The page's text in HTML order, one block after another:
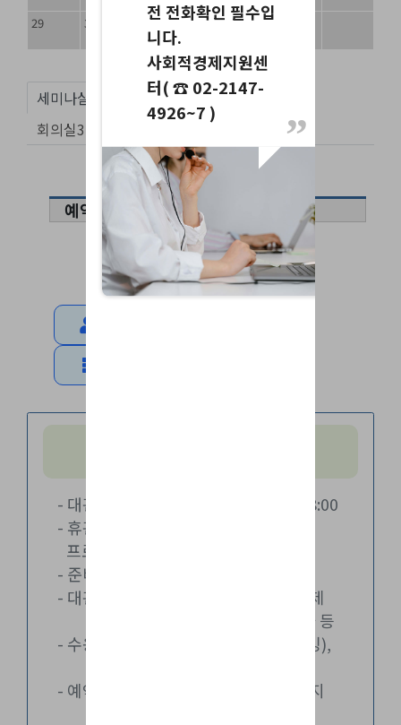
29 30
세미나실 코워킹 회의실1
회의실2
회의실3
■ 승인된 대관 예약
예약시간
예약단체/기관
- 대관가능시간: 평일(월~금) 09:00~18:00
- 휴관일(법정공휴일) 및 구청 행사 및
프로그램 진행 시 대관 제한
- 준비 및 뒷정리 시간 포함
- 대관신청대상: 송파구 관내 사회적경제
조직, 사회적경제 관련 행사 등
- 수용인원: 15명 내외(세미나실/코워킹),
- 예약마감시한: 사용일 1일 전 18시까지
전 전화확인 필수입
니다.
사회적경제지원센
터( ☎ 02-2147-
4926~7 )